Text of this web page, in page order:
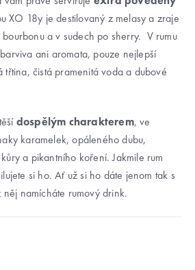
XO 18y je destilovaný z melasy a zraje
a v sudech po sherry. V rumu
ani aromata, pouze nejlepší
třtina, čistá pramenitá voda a dubové
dospělým charakterem, ve
karamelek, opáleného dubu,
a pikantního koření. Jakmile rum
si ho. Ať už si ho dáte jenom tak s
namícháte rumový drink.